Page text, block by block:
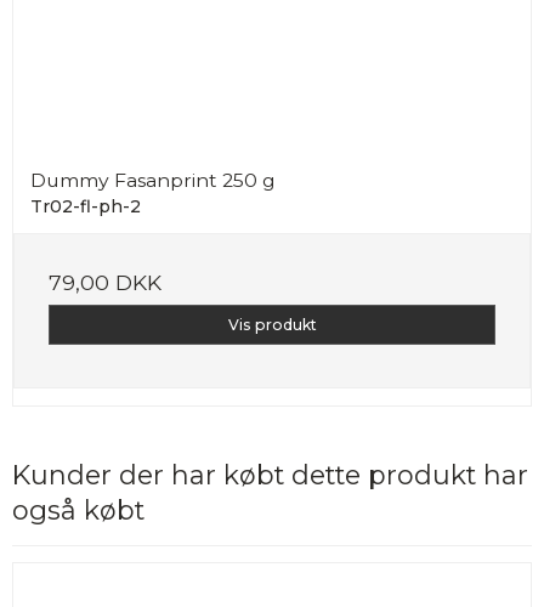
Dummy Fasanprint 250 g
Tr02-fl-ph-2
79,00 DKK
Vis produkt
Kunder der har købt dette produkt har
også købt